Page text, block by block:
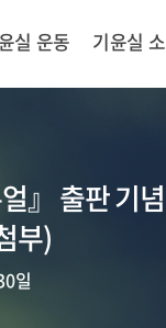
실 운동 기윤실
』 출판 기
부)
일